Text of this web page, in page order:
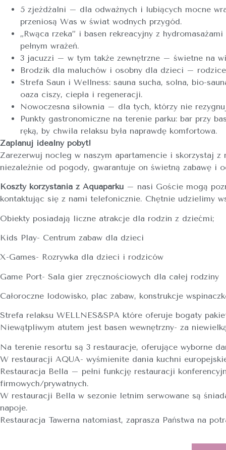
5 zjeżdżalni – dla odważnych i lubiących mocne
przeniosą Was w świat wodnych przygód.
„Rwąca rzeka” i basen rekreacyjny z
pełnym wrażeń.
3 jacuzzi – w tym także zewnętrzne – świetne na
Brodzik dla maluchów i osobny dla dzieci –
Strefa Saun i Wellness: sauna sucha, solna, bio-
oaza ciszy, ciepła i regeneracji.
Nowoczesna siłownia – dla tych, którzy nie
Punkty gastronomiczne na terenie parku: bar przy
ręką, by chwila relaksu była naprawdę komfortowa.
Zaplanuj idealny pobyt!
Zarezerwuj nocleg w naszym apartamencie i skorzystaj
niezależnie od pogody, gwarantuje on świetną zabawę i
Koszty korzystania z Aquaparku – nasi Goście mogą
kontaktując się z nami telefonicznie. Chętnie udzielimy
Obiekty posiadają liczne atrakcje dla rodzin z dziećmi;
Kids Play- Centrum zabaw dla dzieci
X-Games- Rozrywka dla dzieci i rodziców
Game Port- Sala gier zręcznościowych dla całej rodziny
Całoroczne lodowisko, plac zabaw, konstrukcje
Strefa relaksu WELLNES&SPA które oferuje bogaty
Niewątpliwym atutem jest basen wewnętrzny- za
Na terenie resortu są 3 restauracje, oferujące wyborne
W restauracji AQUA- wyśmienite dania kuchni
Restauracja Bella – pełni funkcję restauracji
firmowych/prywatnych.
W restauracji Bella w sezonie letnim serwowane są
napoje.
Restauracja Tawerna natomiast, zaprasza Państwa na